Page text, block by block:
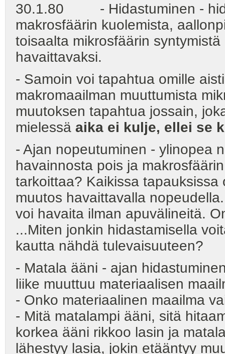
30.1.80 - Hidastuminen -
makrosfäärin kuolemista,
toisaalta mikrosfäärin
havaittavaksi.
- Samoin voi tapahtua omille
makromaailman muuttumista
muutoksen tapahtua jossain,
mielessä aika ei kulje, ellei se
- Ajan nopeutuminen - ylinopea
havainnosta pois ja
tarkoittaa? Kaikissa
muutos havaittavalla
voi havaita ilman apuvälineitä.
...Miten jonkin hidastamisella
kautta nähdä tulevaisuuteen?
- Matala ääni - ajan
liike muuttuu materiaalisen
- Onko materiaalinen maailma
- Mitä matalampi ääni, sitä
korkea ääni rikkoo lasin ja
lähestyy lasia, jokin etääntyy